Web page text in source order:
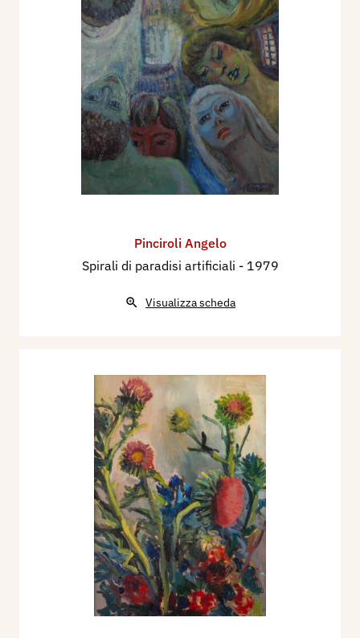
Pinciroli Angelo
Spirali di paradisi artificiali - 1979
Visualizza scheda